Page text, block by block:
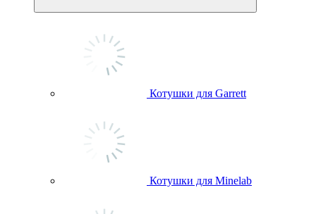
Котушки для Garrett
Котушки для Minelab